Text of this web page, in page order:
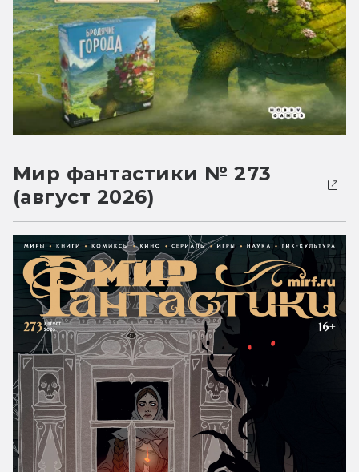
Мир фантастики № 273
(август 2026)